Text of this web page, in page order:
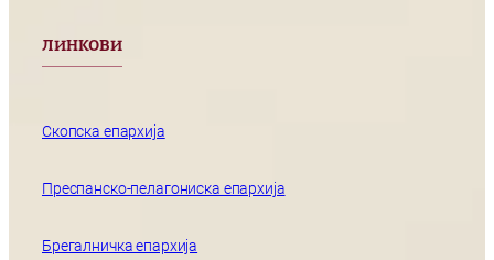
ЛИНКОВИ
Скопска епархија
Преспанско-пелагониска епархија
Брегалничка епархија